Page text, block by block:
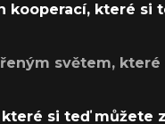
kooperací, které si
světem, které
si teď můžete